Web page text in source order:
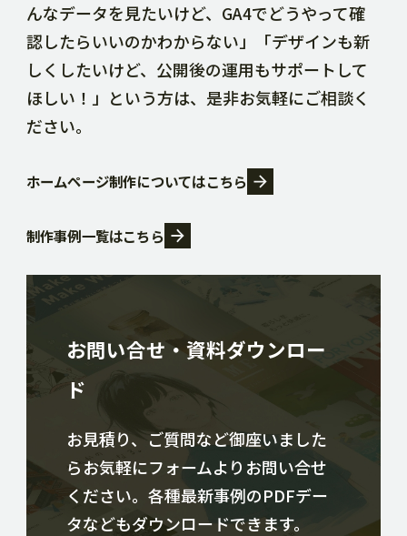
んなデータを見たいけど、GA4でどうやって確
認したらいいのかわからない」「デザインも新
しくしたいけど、公開後の運用もサポートして
ほしい！」という方は、是非お気軽にご相談く
ださい。
ホームページ制作についてはこちら
制作事例一覧はこちら
お問い合せ・資料ダウンロー
ド
お見積り、ご質問など御座いました
らお気軽にフォームよりお問い合せ
ください。各種最新事例のPDFデー
タなどもダウンロードできます。